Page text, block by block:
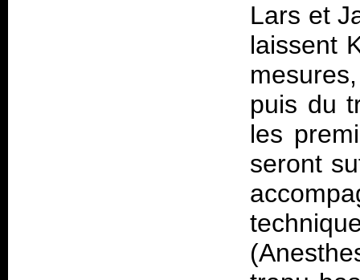
Lars et
laissent
puis du
les
seront